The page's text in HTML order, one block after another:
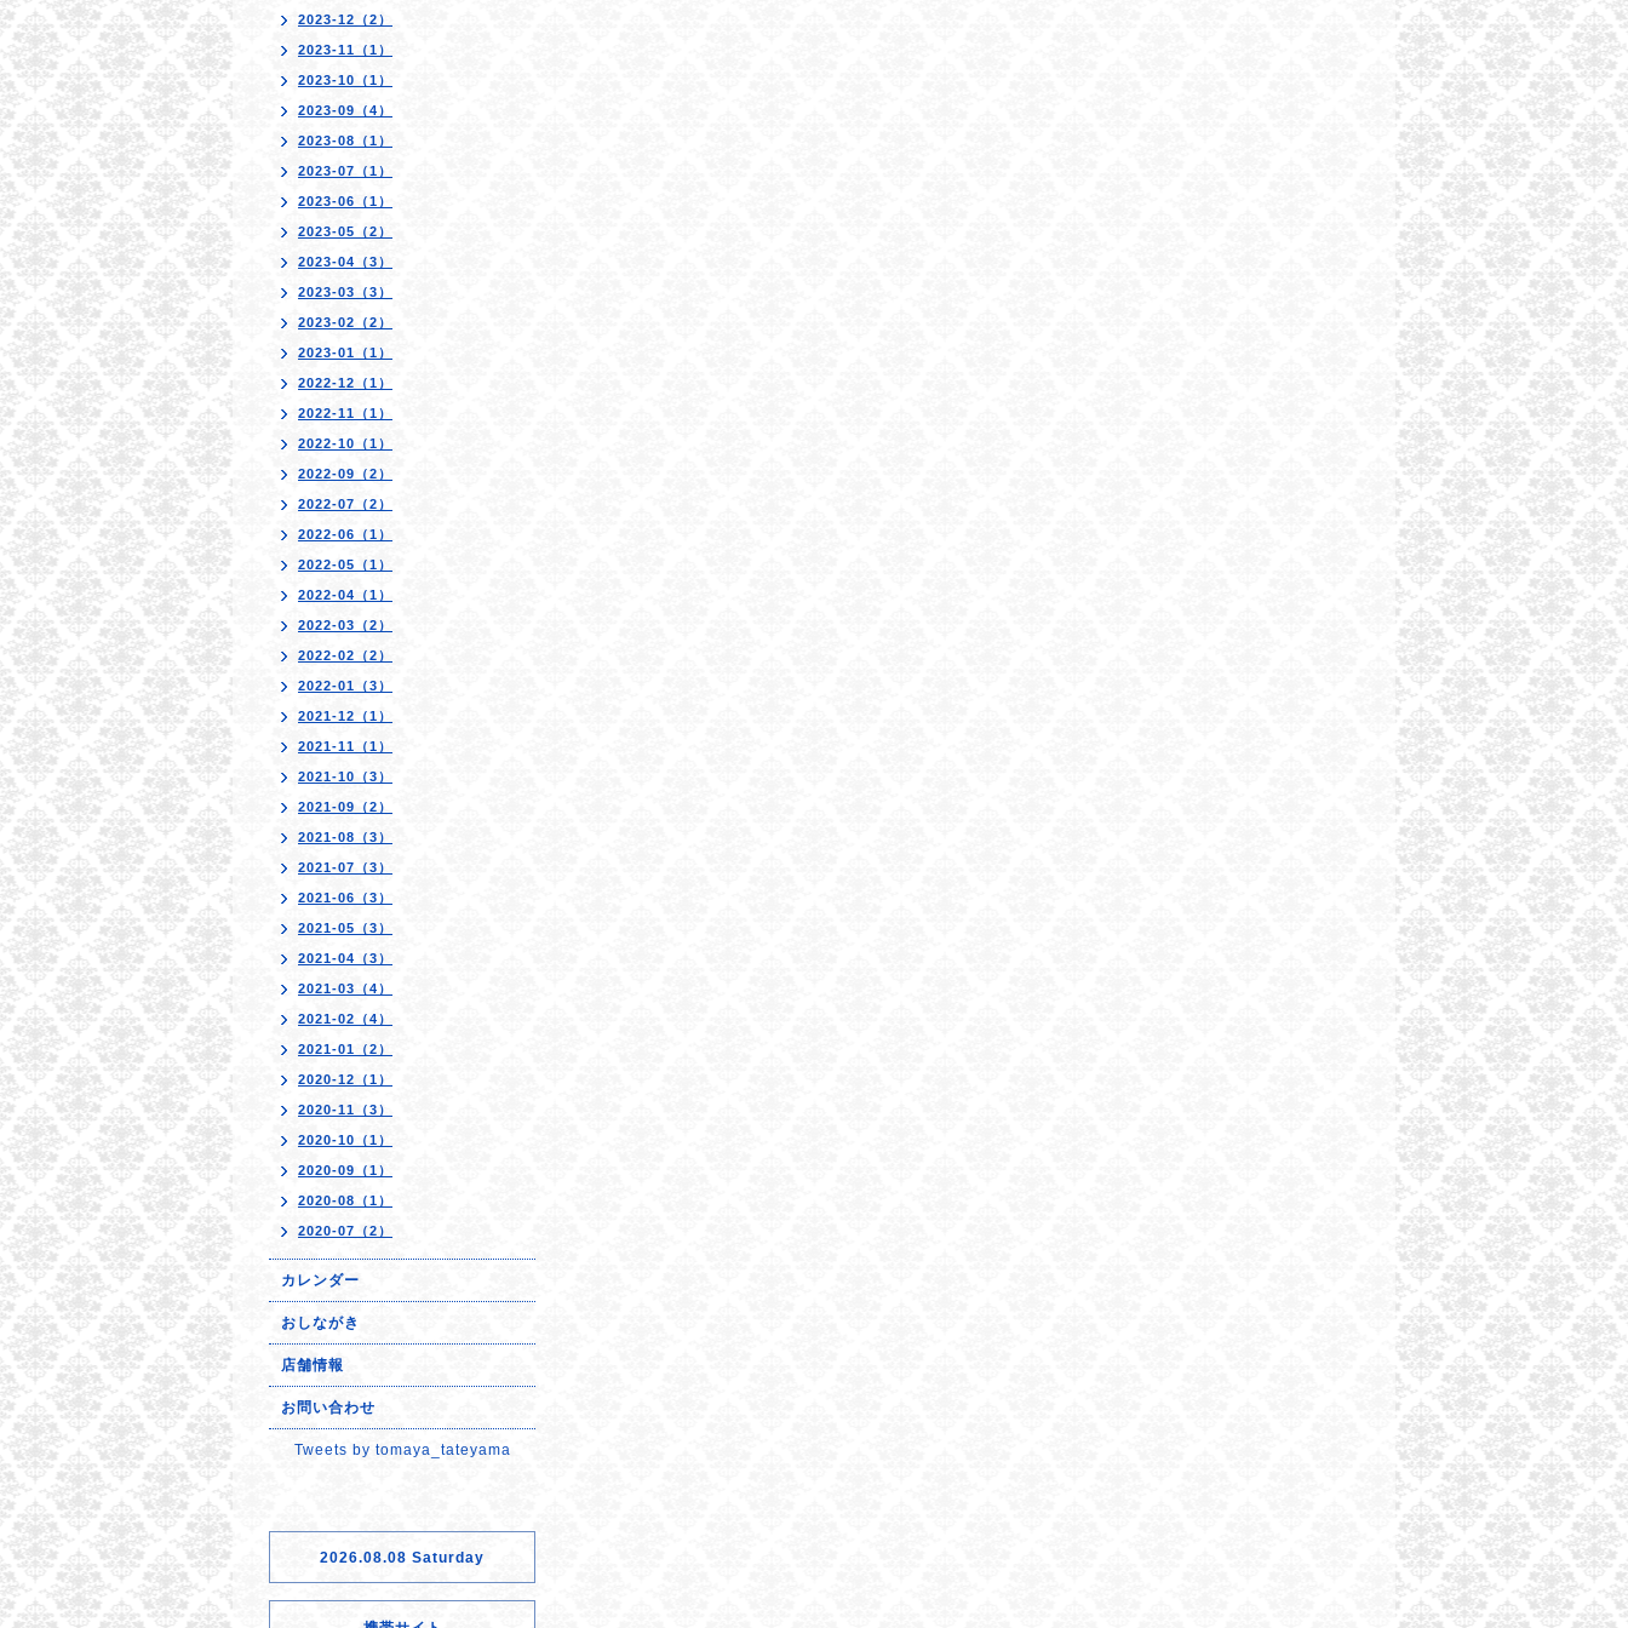
2023-12（2）
2023-11（1）
2023-10（1）
2023-09（4）
2023-08（1）
2023-07（1）
2023-06（1）
2023-05（2）
2023-04（3）
2023-03（3）
2023-02（2）
2023-01（1）
2022-12（1）
2022-11（1）
2022-10（1）
2022-09（2）
2022-07（2）
2022-06（1）
2022-05（1）
2022-04（1）
2022-03（2）
2022-02（2）
2022-01（3）
2021-12（1）
2021-11（1）
2021-10（3）
2021-09（2）
2021-08（3）
2021-07（3）
2021-06（3）
2021-05（3）
2021-04（3）
2021-03（4）
2021-02（4）
2021-01（2）
2020-12（1）
2020-11（3）
2020-10（1）
2020-09（1）
2020-08（1）
2020-07（2）
カレンダー
おしながき
店舗情報
お問い合わせ
Tweets by tomaya_tateyama
2026.08.08 Saturday